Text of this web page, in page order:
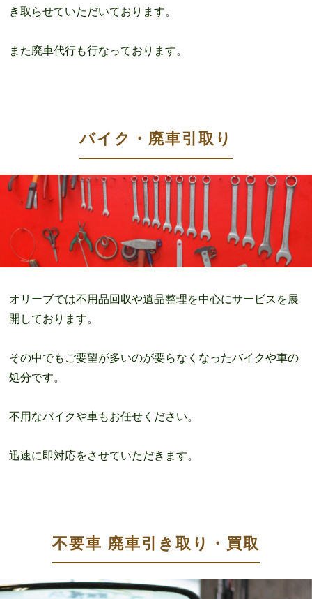
き取らせていただいております。
また廃車代行も行なっております。
バイク・廃車引取り
オリーブでは不用品回収や遺品整理を中心にサービスを展
開しております。
その中でもご要望が多いのが要らなくなったバイクや車の
処分です。
不用なバイクや車もお任せください。
迅速に即対応をさせていただきます。
不要車 廃車引き取り・買取